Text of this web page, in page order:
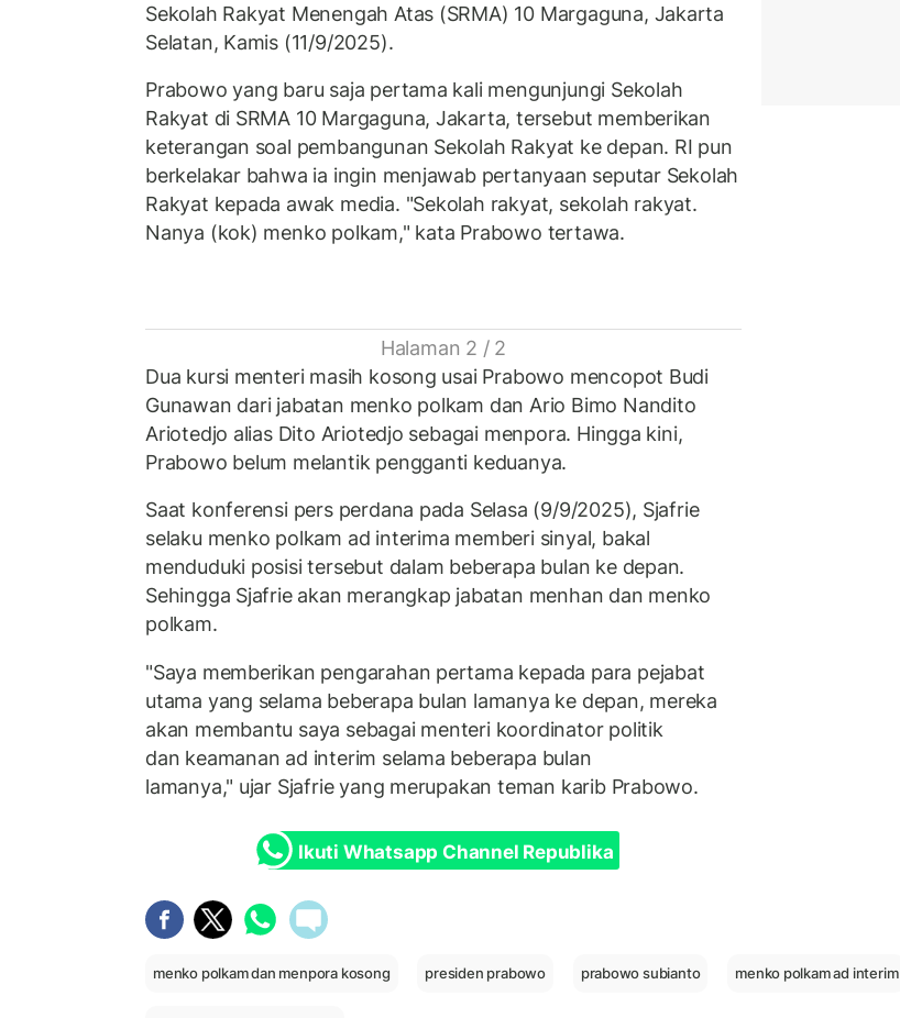
Sekolah Rakyat Menengah Atas (SRMA) 10 Margaguna, Jakarta
Selatan, Kamis (11/9/2025).
Prabowo yang baru saja pertama kali mengunjungi Sekolah
Rakyat di SRMA 10 Margaguna, Jakarta, tersebut memberikan
keterangan soal pembangunan Sekolah Rakyat ke depan. RI pun
berkelakar bahwa ia ingin menjawab pertanyaan seputar Sekolah
Rakyat kepada awak media. "Sekolah rakyat, sekolah rakyat.
Nanya (kok) menko polkam," kata Prabowo tertawa.
Halaman 2 / 2
Dua kursi menteri masih kosong usai Prabowo mencopot Budi
Gunawan dari jabatan menko polkam dan Ario Bimo Nandito
Ariotedjo alias Dito Ariotedjo sebagai menpora. Hingga kini,
Prabowo belum melantik pengganti keduanya.
Saat konferensi pers perdana pada Selasa (9/9/2025), Sjafrie
selaku menko polkam ad interima memberi sinyal, bakal
menduduki posisi tersebut dalam beberapa bulan ke depan.
Sehingga Sjafrie akan merangkap jabatan menhan dan menko
polkam.
"Saya memberikan pengarahan pertama kepada para pejabat
utama yang selama beberapa bulan lamanya ke depan, mereka
akan membantu saya sebagai menteri koordinator politik
dan keamanan ad interim selama beberapa bulan
lamanya," ujar Sjafrie yang merupakan teman karib Prabowo.
Ikuti Whatsapp Channel Republika
menko polkam dan menpora kosong presiden prabowo prabowo subianto menko polkam ad interim